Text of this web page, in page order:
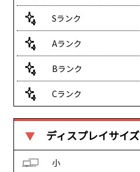
Sランク
Aランク
Bランク
Cランク
ディスプレイサイズ
小